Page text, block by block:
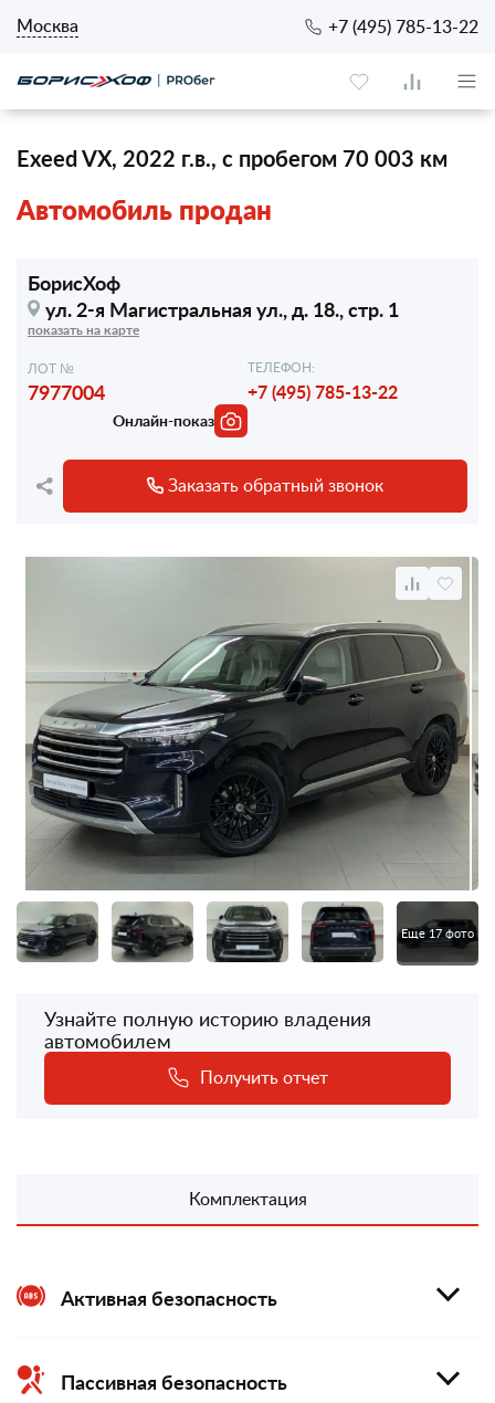
Москва +7 (495) 785-13-22
Exeed VX, 2022 г.в., с пробегом 70 003 км
Автомобиль продан
БорисХоф
ул. 2-я Магистральная ул.,д. 18., стр. 1
показать на карте
ЛОТ №
7977004
ТЕЛЕФОН:
+7 (495) 785-13-22
Онлайн-показ
Заказать обратный звонок
Еще 17 фото
Узнайте полную историю владения
автомобилем
Получить отчет
Комплектация
Активная безопасность
Пассивная безопасность